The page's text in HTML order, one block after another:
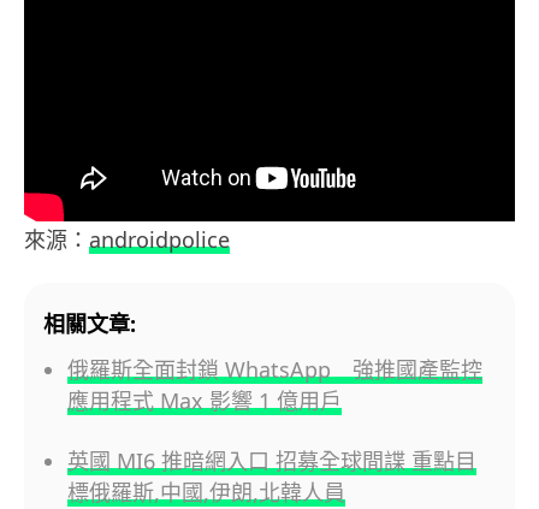
來源： androidpolice
相關文章:
俄羅斯全面封鎖 WhatsApp 強推國產監控
應用程式 Max 影響 1 億用戶
英國 MI6 推暗網入口 招募全球間諜 重點目
標俄羅斯,中國,伊朗,北韓人員